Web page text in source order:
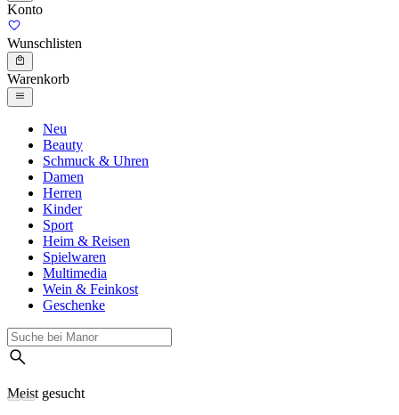
Konto
Wunschlisten
Warenkorb
Neu
Beauty
Schmuck & Uhren
Damen
Herren
Kinder
Sport
Heim & Reisen
Spielwaren
Multimedia
Wein & Feinkost
Geschenke
Meist gesucht